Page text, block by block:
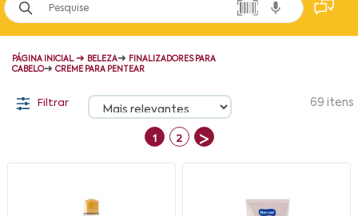
Alagoas
Bahia
Pernambuco
PÁGINA INICIAL ➜ BELEZA➜ FINALIZADORES PARA
CABELO➜ CREME PARA PENTEAR
Filtrar 69 itens
1 2 >